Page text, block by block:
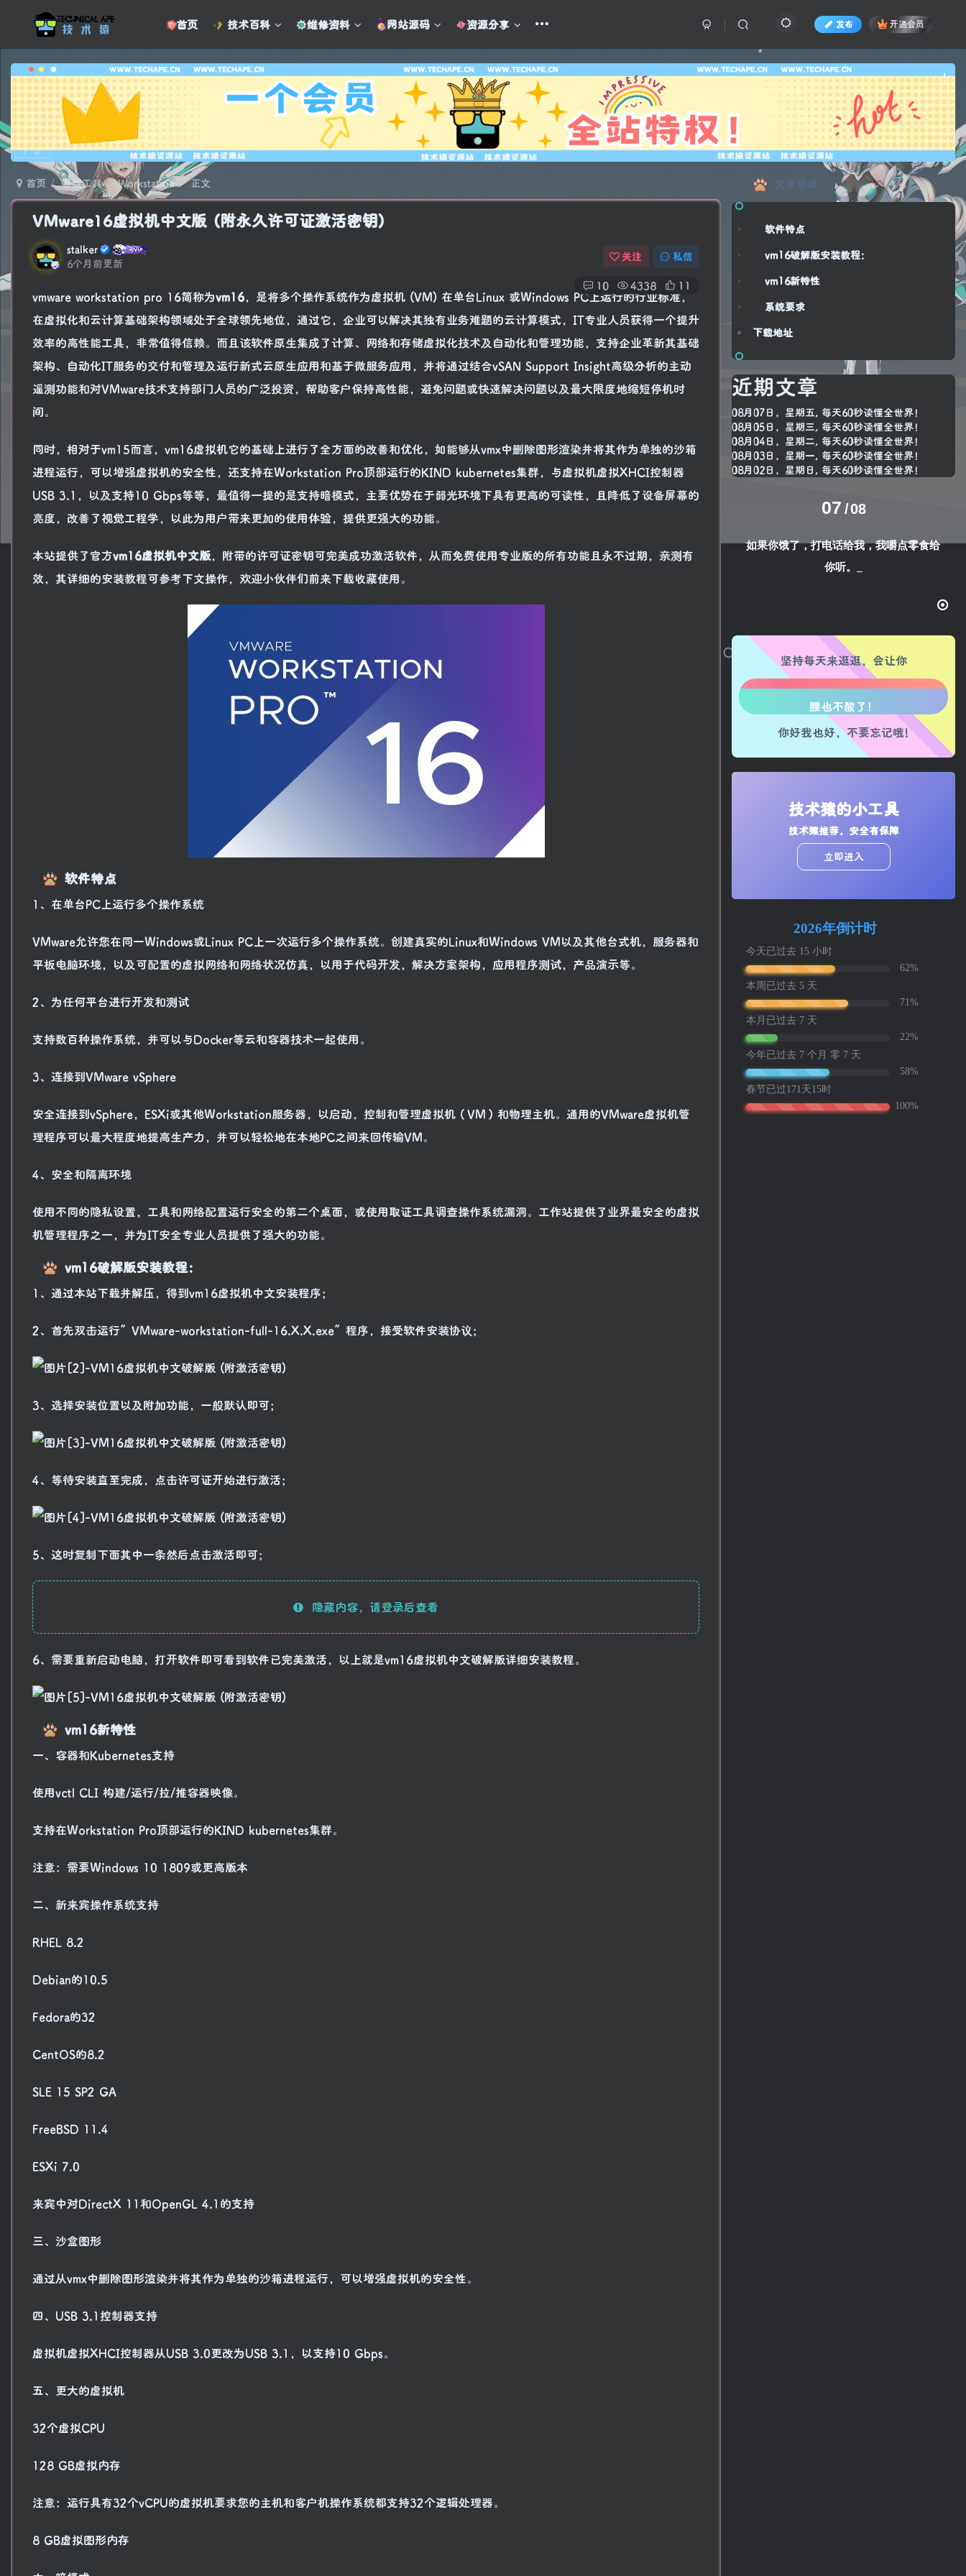
首页 技术百科 维修资料 网站源码 资源分享 发布 开通会员
!
广告
首页 系统工具 Workstation 正文
VMware16虚拟机中文版 (附永久许可证激活密钥)
stalker
6个月前更新
关注 私信
10 4338 11
vmware workstation pro 16简称为vm16，是将多个操作系统作为虚拟机 (VM) 在单台Linux 或Windows PC上运行的行业标准，
在虚拟化和云计算基础架构领域处于全球领先地位，通过它，企业可以解决其独有业务难题的云计算模式，IT专业人员获得一个提升
效率的高性能工具，非常值得信赖。而且该软件原生集成了计算、网络和存储虚拟化技术及自动化和管理功能，支持企业革新其基础
架构、自动化IT服务的交付和管理及运行新式云原生应用和基于微服务应用，并将通过结合vSAN Support Insight高级分析的主动
遥测功能和对VMware技术支持部门人员的广泛投资，帮助客户保持高性能，避免问题或快速解决问题以及最大限度地缩短停机时
间。
同时，相对于vm15而言，vm16虚拟机它的基础上进行了全方面的改善和优化，如能够从vmx中删除图形渲染并将其作为单独的沙箱
进程运行，可以增强虚拟机的安全性，还支持在Workstation Pro顶部运行的KIND kubernetes集群，与虚拟机虚拟XHCI控制器
USB 3.1，以及支持10 Gbps等等，最值得一提的是支持暗模式，主要优势在于弱光环境下具有更高的可读性，且降低了设备屏幕的
亮度，改善了视觉工程学，以此为用户带来更加的使用体验，提供更强大的功能。
本站提供了官方vm16虚拟机中文版，附带的许可证密钥可完美成功激活软件，从而免费使用专业版的所有功能且永不过期，亲测有
效，其详细的安装教程可参考下文操作，欢迎小伙伴们前来下载收藏使用。
软件特点
1、在单台PC上运行多个操作系统
VMware允许您在同一Windows或Linux PC上一次运行多个操作系统。创建真实的Linux和Windows VM以及其他台式机，服务器和
平板电脑环境，以及可配置的虚拟网络和网络状况仿真，以用于代码开发，解决方案架构，应用程序测试，产品演示等。
2、为任何平台进行开发和测试
支持数百种操作系统，并可以与Docker等云和容器技术一起使用。
3、连接到VMware vSphere
安全连接到vSphere，ESXi或其他Workstation服务器，以启动，控制和管理虚拟机（VM）和物理主机。通用的VMware虚拟机管
理程序可以最大程度地提高生产力，并可以轻松地在本地PC之间来回传输VM。
4、安全和隔离环境
使用不同的隐私设置，工具和网络配置运行安全的第二个桌面，或使用取证工具调查操作系统漏洞。工作站提供了业界最安全的虚拟
机管理程序之一，并为IT安全专业人员提供了强大的功能。
vm16破解版安装教程：
1、通过本站下载并解压，得到vm16虚拟机中文安装程序；
2、首先双击运行”VMware-workstation-full-16.X.X.exe”程序，接受软件安装协议；
3、选择安装位置以及附加功能，一般默认即可；
4、等待安装直至完成，点击许可证开始进行激活；
5、这时复制下面其中一条然后点击激活即可；
隐藏内容，请登录后查看
6、需要重新启动电脑，打开软件即可看到软件已完美激活，以上就是vm16虚拟机中文破解版详细安装教程。
vm16新特性
一、容器和Kubernetes支持
使用vctl CLI 构建/运行/拉/推容器映像。
支持在Workstation Pro顶部运行的KIND kubernetes集群。
注意：需要Windows 10 1809或更高版本
二、新来宾操作系统支持
RHEL 8.2
Debian的10.5
Fedora的32
CentOS的8.2
SLE 15 SP2 GA
FreeBSD 11.4
ESXi 7.0
来宾中对DirectX 11和OpenGL 4.1的支持
三、沙盒图形
通过从vmx中删除图形渲染并将其作为单独的沙箱进程运行，可以增强虚拟机的安全性。
四、USB 3.1控制器支持
虚拟机虚拟XHCI控制器从USB 3.0更改为USB 3.1，以支持10 Gbps。
五、更大的虚拟机
32个虚拟CPU
128 GB虚拟内存
注意：运行具有32个vCPU的虚拟机要求您的主机和客户机操作系统都支持32个逻辑处理器。
8 GB虚拟图形内存
文章目录
软件特点
vm16破解版安装教程：
vm16新特性
系统要求
下载地址
近期文章
08月07日，星期五, 每天60秒读懂全世界！
08月05日，星期三, 每天60秒读懂全世界！
08月04日，星期二, 每天60秒读懂全世界！
08月03日，星期一, 每天60秒读懂全世界！
08月02日，星期日, 每天60秒读懂全世界！
07 08
如果你饿了，打电话给我，我嚼点零食给
你听。
坚持每天来逛逛，会让你
心情也舒畅了！
腿也不痛了！
工作也轻松了！
你好我也好，不要忘记哦!
技术猿的小工具
技术猿推荐，安全有保障
立即进入